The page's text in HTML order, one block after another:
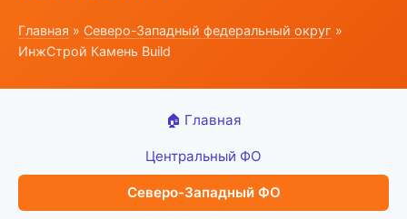
Главная » Северо-Западный федеральный округ »
ИнжСтрой Камень Build
🏠 Главная
Центральный ФО
Северо-Западный ФО